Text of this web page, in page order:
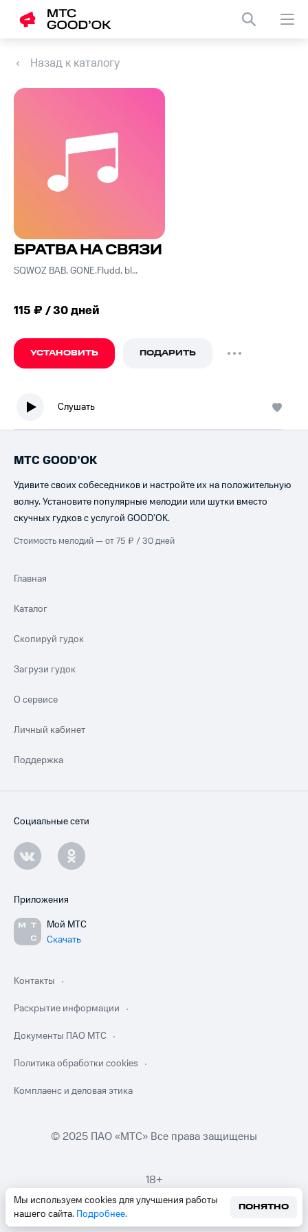
Назад к каталогу
БРАТВА НА СВЯЗИ
SQWOZ BAB, GONE.Fludd, blago white
115 ₽ / 30 дней
УСТАНОВИТЬ ПОДАРИТЬ
Слушать
Мы используем cookies для улучшения работы
нашего сайта. Подробнее.
ПОНЯТНО
МТС GOOD’OK
Удивите своих собеседников и настройте их на положительную
волну. Установите популярные мелодии или шутки вместо
скучных гудков с услугой GOOD’OK.
Стоимость мелодий — от 75 ₽ / 30 дней
Главная
Каталог
Скопируй гудок
Загрузи гудок
О сервисе
Личный кабинет
Поддержка
Социальные сети
Приложения
Мой МТС
Скачать
Контакты
Раскрытие информации
Документы ПАО МТС
Политика обработки cookies
Комплаенс и деловая этика
© 2025 ПАО «МТС» Все права защищены
18+